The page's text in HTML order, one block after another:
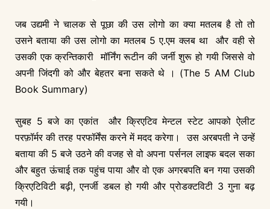
जब उद्यमी ने चालक से पूछा की उस लोगो का क्या मतलब है तो तो
उसने बताया की उस लोगो का मतलब 5 ए.एम क्लब था और वही से
उसकी एक क्रन्तिकारी मॉर्निंग रूटीन की जर्नी शुरू हो गयी जिससे वो
अपनी जिंदगी को और बेहतर बना सकते थे । (The 5 AM Club
Book Summary)
सुबह 5 बजे का एकांत और क्रिएटिव मेन्टल स्टेट आपको ऐलीट
परफ़ॉर्मर की तरह परफॉर्मेंस करने में मदद करेगा। उस अरबपती ने उन्हें
बताया की 5 बजे उठने की वजह से वो अपना पर्सनल लाइफ बदल सका
और बहुत ऊंचाई तक पहुंच पाया और वो एक अगरबपति बन गया उसकी
क्रिएटिविटी बढ़ी, एनर्जी डबल हो गयी और प्रोडक्टविटी 3 गुना बढ़
गयी।